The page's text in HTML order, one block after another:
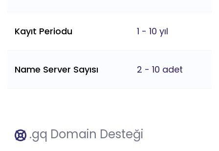
Kayıt Periodu 1 - 10 yıl
Name Server Sayısı 2 - 10 adet
.gq Domain Desteği